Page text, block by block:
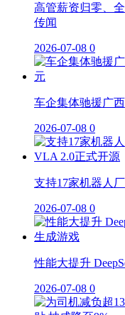
高管薪资归零、
传闻
2026-07-08 0
车企集体驰援广
2026-07-08 0
支持17家机器人
2026-07-08 0
性能大提升
2026-07-08 0